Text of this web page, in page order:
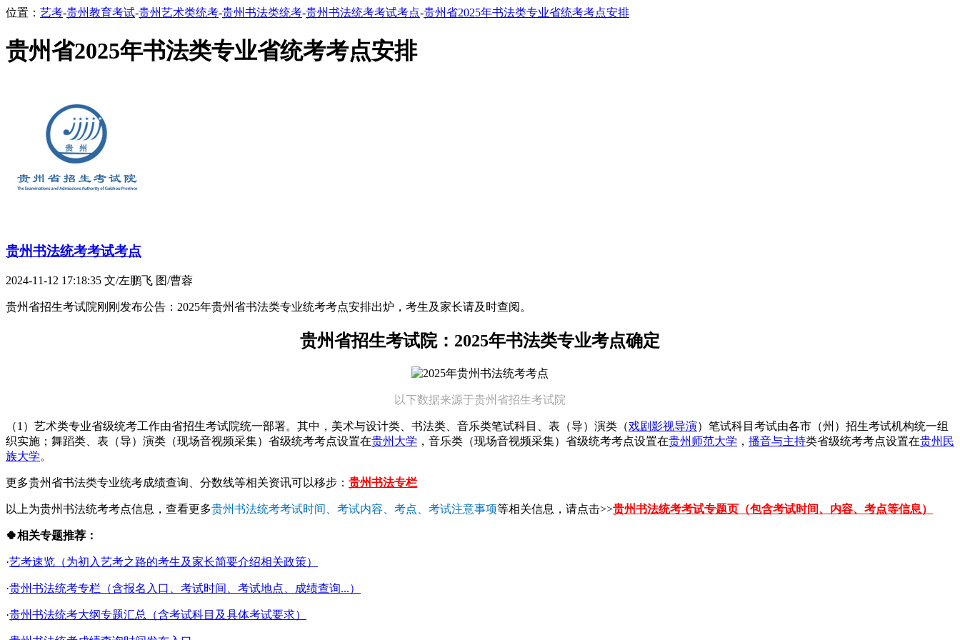
位置： 艺考-贵州教育考试-贵州艺术类统考-贵州书法类统考-贵州书法统考考试考点-贵州省2025年书法类专业省统考考点安排
贵州省2025年书法类专业省统考考点安排
贵州书法统考考试考点
2024-11-12 17:18:35 文/左鹏飞 图/曹蓉
贵州省招生考试院刚刚发布公告：2025年贵州省书法类专业统考考点安排出炉，考生及家长请及时查阅。
贵州省招生考试院：2025年书法类专业考点确定
以下数据来源于贵州省招生考试院
（1）艺术类专业省级统考工作由省招生考试院统一部署。其中，美术与设计类、书法类、音乐类笔试科目、表（导）演类（戏剧影视导演）笔试科目考试由各市（州）招生考试机构统一组
织实施；舞蹈类、表（导）演类（现场音视频采集）省级统考考点设置在贵州大学 ，音乐类（现场音视频采集）省级统考考点设置在贵州师范大学 ， 播音与主持类省级统考考点设置在贵州民
族大学。
更多贵州省书法类专业统考成绩查询、分数线等相关资讯可以移步： 贵州书法专栏
以上为贵州书法统考考点信息，查看更多贵州书法统考考试时间、考试内容、考点、考试注意事项等相关信息，请点击>>贵州书法统考考试专题页（包含考试时间、内容、考点等信息）
🍀相关专题推荐：
·艺考速览（为初入艺考之路的考生及家长简要介绍相关政策）
·贵州书法统考专栏（含报名入口、考试时间、考试地点、成绩查询...）
·贵州书法统考大纲专题汇总（含考试科目及具体考试要求）